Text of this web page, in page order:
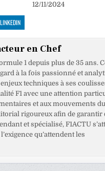
12/11/2024
LINKEDIN
en Chef
1 depuis plus de 35 ans.
à la fois passionné et
techniques à ses
F1 avec une attention
et aux mouvements du
rigoureux afin de garantir
et spécialisé, F1ACTU
qu’attendent les